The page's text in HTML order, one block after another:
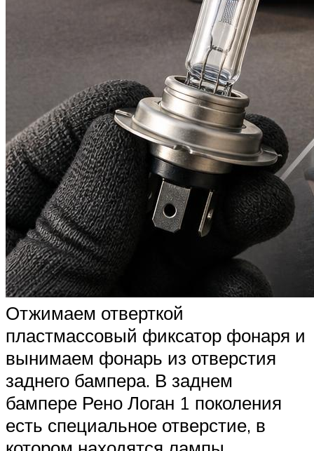
Отжимаем отверткой
пластмассовый фиксатор фонаря и
вынимаем фонарь из отверстия
заднего бампера. В заднем
бампере Рено Логан 1 поколения
есть специальное отверстие, в